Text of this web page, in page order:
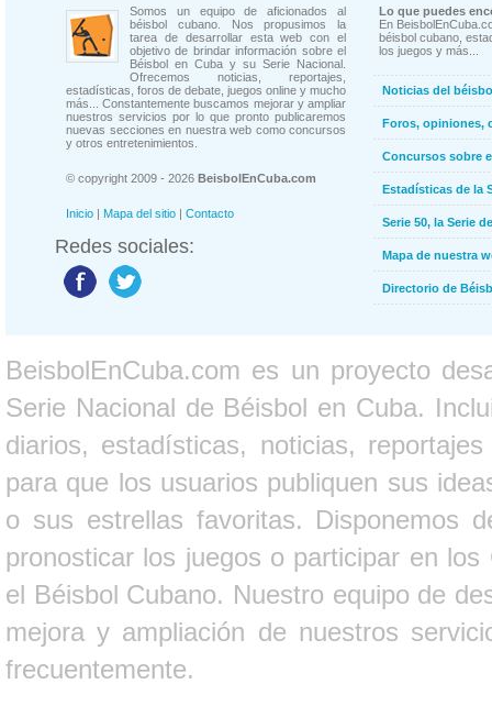
Somos un equipo de aficionados al
béisbol cubano. Nos propusimos la
tarea de desarrollar esta web con el
objetivo de brindar información sobre el
Béisbol en Cuba y su Serie Nacional.
Ofrecemos noticias, reportajes,
estadísticas, foros de debate, juegos online y mucho
más... Constantemente buscamos mejorar y ampliar
nuestros servicios por lo que pronto publicaremos
nuevas secciones en nuestra web como concursos
y otros entretenimientos.
© copyright 2009 - 2026 BeisbolEnCuba.com
Inicio | Mapa del sitio | Contacto
Redes sociales:
Lo que puedes
En
béisbol cubano,
los juegos y más...
Noticias del
Foros, opiniones,
Concursos sobre
Estadísticas de la
Serie 50, la Serie
Mapa de nuestra
Directorio de
BeisbolEnCuba.com es un proyecto
Serie Nacional de Béisbol en Cuba.
diarios, estadísticas, noticias,
para que los usuarios publiquen sus
o sus estrellas favoritas. Disponemos
pronosticar los juegos o participar en
el Béisbol Cubano. Nuestro equipo de
mejora y ampliación de nuestros
frecuentemente.